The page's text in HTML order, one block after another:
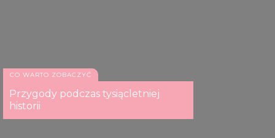
CO WARTO ZOBACZYĆ
Przygody podczas tysiącletniej
historii